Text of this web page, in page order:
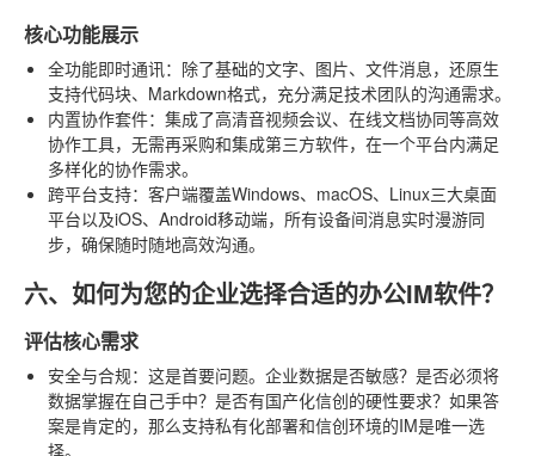
核心功能展示
全功能即时通讯：除了基础的文字、图片、文件消息，还原生
支持代码块、Markdown格式，充分满足技术团队的沟通需求。
内置协作套件：集成了高清音视频会议、在线文档协同等高效
协作工具，无需再采购和集成第三方软件，在一个平台内满足
多样化的协作需求。
跨平台支持：客户端覆盖Windows、macOS、Linux三大桌面
平台以及iOS、Android移动端，所有设备间消息实时漫游同
步，确保随时随地高效沟通。
六、如何为您的企业选择合适的办公IM软件？
评估核心需求
安全与合规：这是首要问题。企业数据是否敏感？是否必须将
数据掌握在自己手中？是否有国产化信创的硬性要求？如果答
案是肯定的，那么支持私有化部署和信创环境的IM是唯一选
择。